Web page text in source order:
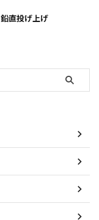
鉛直投げ上げ